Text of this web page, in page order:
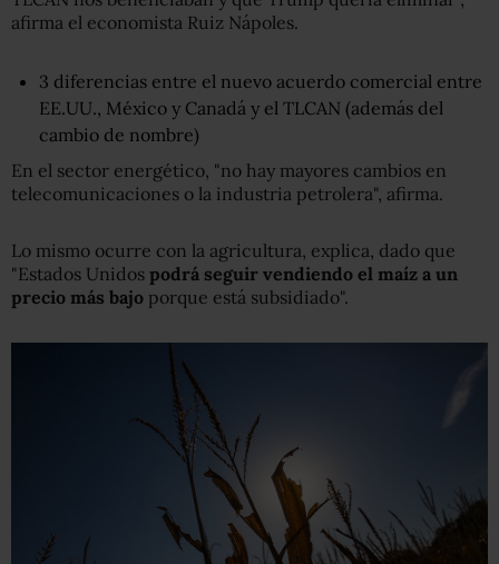
afirma el economista Ruiz Nápoles.
3 diferencias entre el nuevo acuerdo comercial entre
EE.UU., México y Canadá y el TLCAN (además del
cambio de nombre)
En el sector energético, "no hay mayores cambios en
telecomunicaciones o la industria petrolera", afirma.
Lo mismo ocurre con la agricultura, explica, dado que
"Estados Unidos podrá seguir vendiendo el maíz a un
precio más bajo porque está subsidiado".